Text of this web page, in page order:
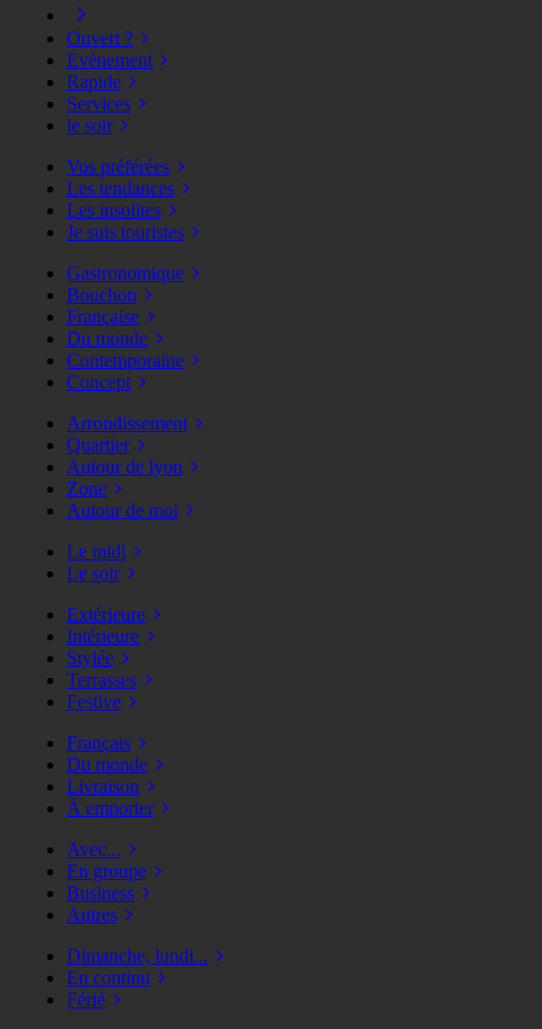
Ouvert ?
Evènement
Rapide
Services
le soir
Vos préférées
Les tendances
Les insolites
Je suis touristes
Gastronomique
Bouchon
Française
Du monde
Contemporaine
Concept
Arrondissement
Quartier
Autour de lyon
Zone
Autour de moi
Le midi
Le soir
Extérieure
Intérieure
Stylée
Terrasses
Festive
Français
Du monde
Livraison
À emporter
Avec...
En groupe
Business
Autres
Dimanche, lundi...
En continu
Férié